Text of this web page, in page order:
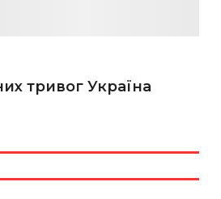
тривог Україна